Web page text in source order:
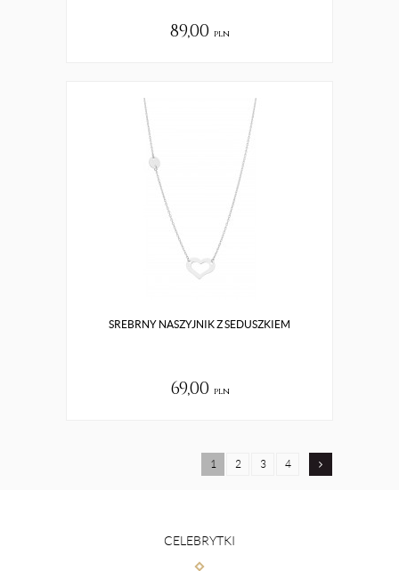
89,00 pln
SREBRNY NASZYJNIK Z SEDUSZKIEM
69,00 pln
1 2 3 4
CELEBRYTKI